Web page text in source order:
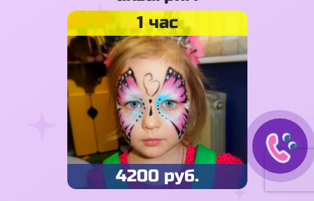
1 час
4200 руб.